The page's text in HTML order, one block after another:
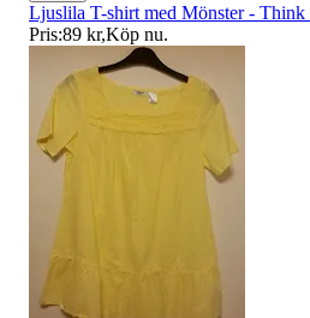
Ljuslila T-shirt med Mönster -
Pris:89 kr,Köp nu.